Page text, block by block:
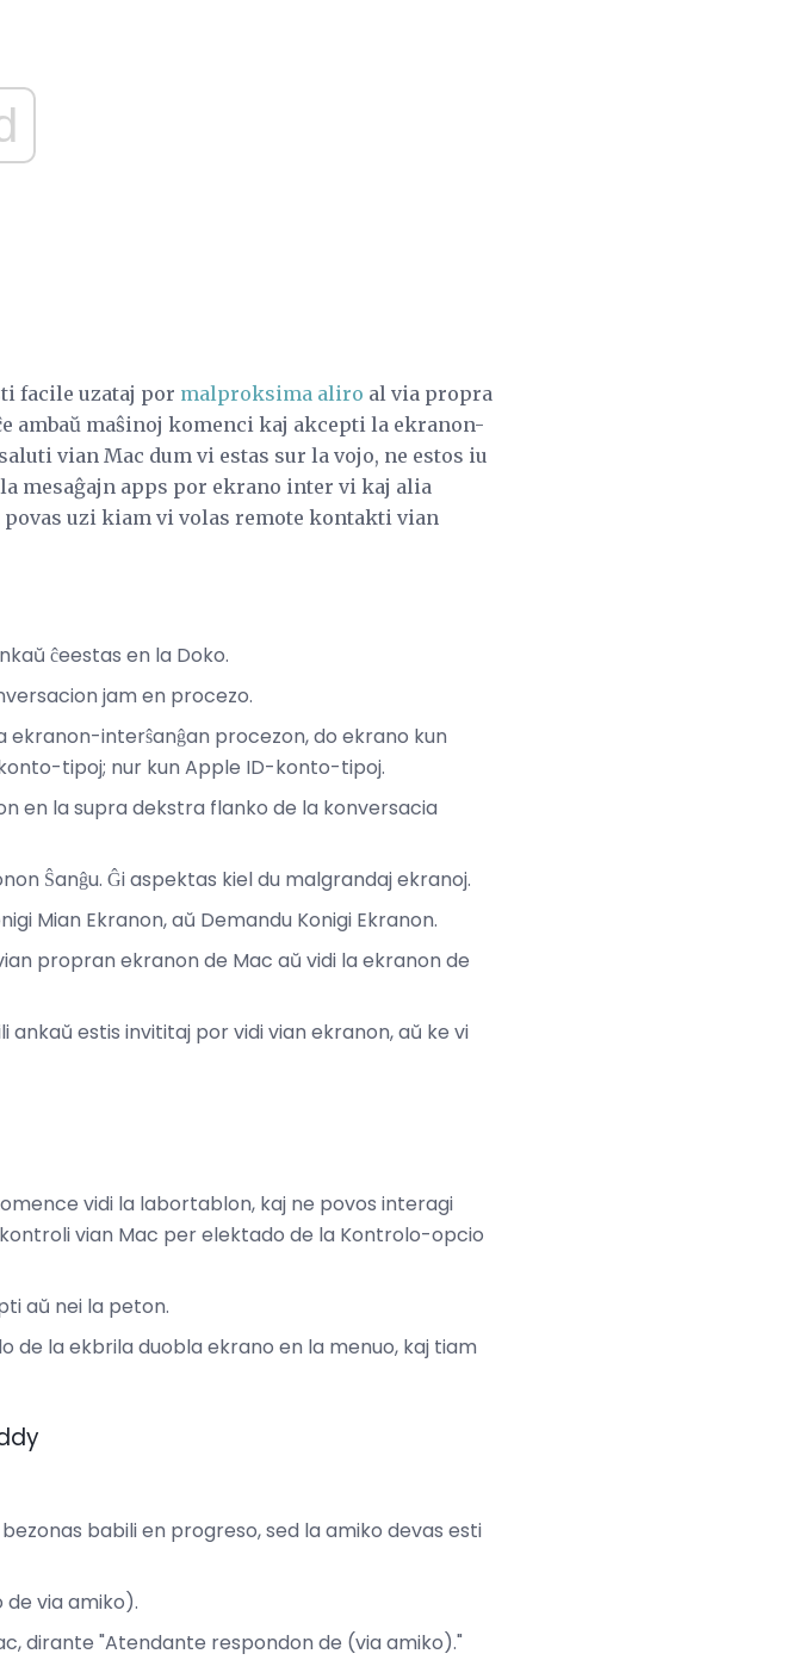
facile uzataj por malproksima aliro al via propra
ambaŭ maŝinoj komenci kaj akcepti la ekranon-
vian Mac dum vi estas sur la vojo, ne estos iu
mesaĝajn apps por ekrano inter vi kaj alia
uzi kiam vi volas remote kontakti vian
ĉeestas en la Doko.
jam en procezo.
ekranon-interŝanĝan procezon, do ekrano kun
tipoj; nur kun Apple ID-konto-tipoj.
en la supra dekstra flanko de la konversacia
Ŝanĝu. Ĝi aspektas kiel du malgrandaj ekranoj.
Mian Ekranon, aŭ Demandu Konigi Ekranon.
propran ekranon de Mac aŭ vidi la ekranon de
estis invititaj por vidi vian ekranon, aŭ ke vi
vidi la labortablon, kaj ne povos interagi
vian Mac per elektado de la Kontrolo-opcio
aŭ nei la peton.
de la ekbrila duobla ekrano en la menuo, kaj tiam
babili en progreso, sed la amiko devas esti
de via amiko).
dirante "Atendante respondon de (via amiko)."